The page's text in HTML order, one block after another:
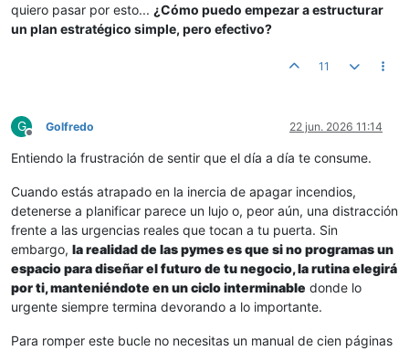
quiero pasar por esto... ¿Cómo puedo empezar a estructurar
un plan estratégico simple, pero efectivo?
11
G
Desconectado
Golfredo 22 jun. 2026 11:14
Entiendo la frustración de sentir que el día a día te consume.
Cuando estás atrapado en la inercia de apagar incendios,
detenerse a planificar parece un lujo o, peor aún, una distracción
frente a las urgencias reales que tocan a tu puerta. Sin
embargo, la realidad de las pymes es que si no programas un
espacio para diseñar el futuro de tu negocio, la rutina elegirá
por ti, manteniéndote en un ciclo interminable donde lo
urgente siempre termina devorando a lo importante.
Para romper este bucle no necesitas un manual de cien páginas